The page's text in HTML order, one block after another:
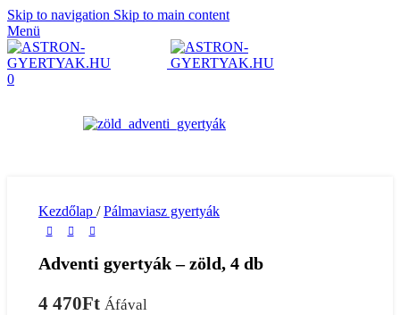
Skip to navigation Skip to main content
Menü
0
Kezdőlap / Pálmaviasz gyertyák
Adventi gyertyák – zöld, 4 db
4 470Ft Áfával